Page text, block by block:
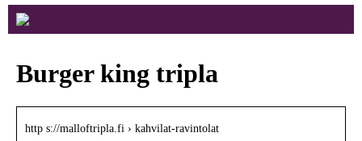
Burger king tripla
http s://malloftripla.fi › kahvilat-ravintolat